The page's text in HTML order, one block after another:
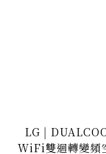
LG |
WiFi雙迴轉變頻